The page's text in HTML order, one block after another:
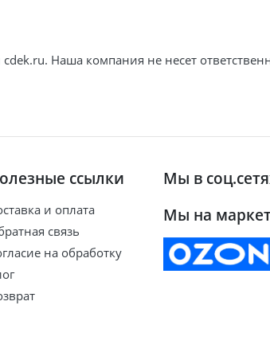
Наша компания не несет
ссылки
и оплата
связь
на обработку
Мы в
Мы на